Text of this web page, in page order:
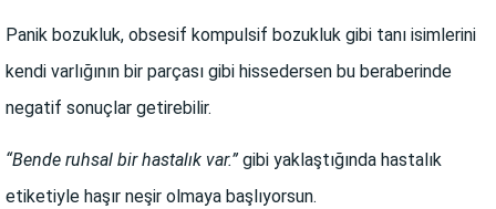
Panik bozukluk, obsesif kompulsif bozukluk gibi tanı isimlerini
kendi varlığının bir parçası gibi hissedersen bu beraberinde
negatif sonuçlar getirebilir.
“Bende ruhsal bir hastalık var.” gibi yaklaştığında hastalık
etiketiyle haşır neşir olmaya başlıyorsun.